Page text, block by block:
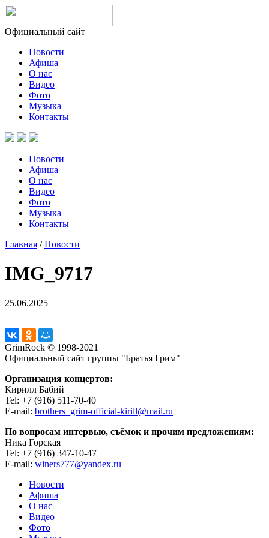
Официальный сайт
Новости
Афиша
О нас
Видео
Фото
Музыка
Контакты
Новости
Афиша
О нас
Видео
Фото
Музыка
Контакты
Главная /Новости
IMG_9717
25.06.2025
GrimRock © 1998-2021
Официальный сайт группы "Братья Грим"
Организация концертов:
Кирилл Бабий
Tel: +7 (916) 511-70-40
E-mail: brothers_grim-official-kirill@mail.ru
По вопросам интервью, съёмок и прочим предложениям:
Ника Горская
Tel: +7 (916) 347-10-47
E-mail: winers777@yandex.ru
Новости
Афиша
О нас
Видео
Фото